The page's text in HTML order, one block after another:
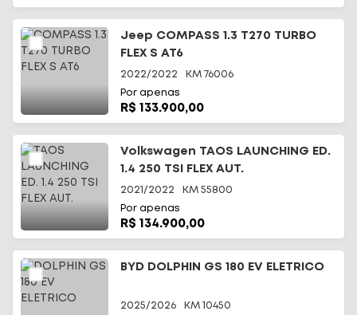
Jeep COMPASS 1.3 T270 TURBO
FLEX S AT6
2022/2022 KM 76006
Por apenas
R$ 133.900,00
Volkswagen TAOS LAUNCHING ED.
1.4 250 TSI FLEX AUT.
2021/2022 KM 55800
Por apenas
R$ 134.900,00
BYD DOLPHIN GS 180 EV ELETRICO
2025/2026 KM 10450